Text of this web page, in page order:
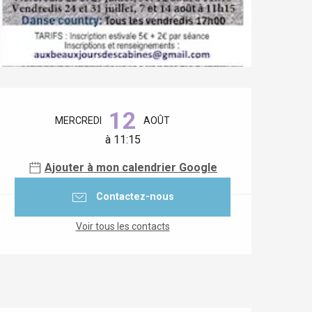
MERCREDI 12 AOÛT
à 11:15
Ajouter à mon calendrier Google
Contactez-nous
Voir tous les contacts